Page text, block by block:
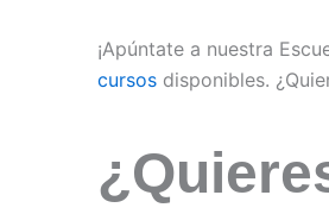
¡Apúntate a nuestra
cursos disponibles.